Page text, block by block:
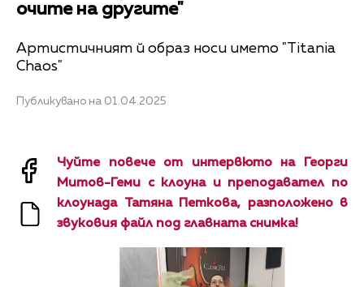
очите на другите"
Артистичният й образ носи името "Titania
Chaos"
Публикувано на 01.04.2025
Чуйте повече от интервюто на Георги
Митов-Геми с клоуна и преподавател по
клоунада Татяна Петкова, разположено в
звуковия файл под главната снимка!